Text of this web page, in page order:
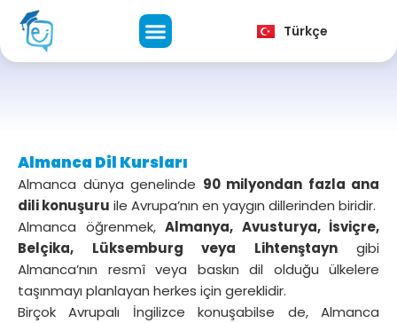
Türkçe
فارسی
Almanca Dil Kursları
Almanca dünya genelinde 90 milyondan fazla ana
dili konuşuru ile Avrupa’nın en yaygın dillerinden biridir.
Almanca öğrenmek, Almanya, Avusturya, İsviçre,
Belçika, Lüksemburg veya Lihtenştayngibi
Almanca’nın resmî veya baskın dil olduğu ülkelere
taşınmayı planlayan herkes için gereklidir.
Birçok Avrupalı İngilizce konuşabilse de, Almanca